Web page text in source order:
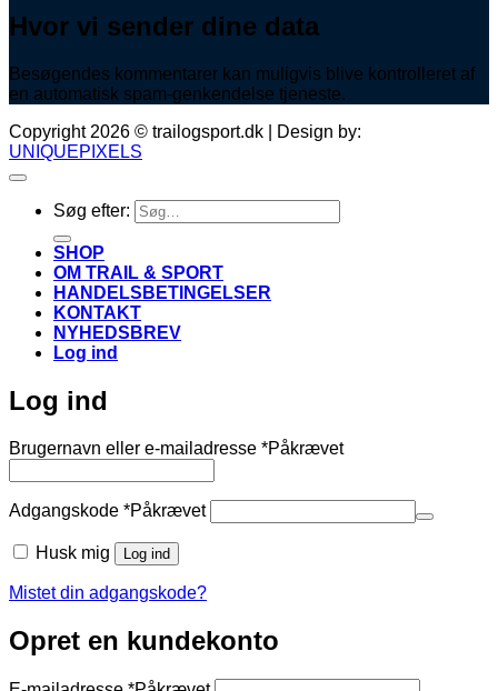
Hvor vi sender dine data
Besøgendes kommentarer kan muligvis blive kontrolleret af
en automatisk spam-genkendelse tjeneste.
Copyright 2026 © trailogsport.dk | Design by:
UNIQUEPIXELS
Søg efter:
SHOP
OM TRAIL & SPORT
HANDELSBETINGELSER
KONTAKT
NYHEDSBREV
Log ind
Log ind
Brugernavn eller e-mailadresse *Påkrævet
Adgangskode *Påkrævet
Husk mig Log ind
Mistet din adgangskode?
Opret en kundekonto